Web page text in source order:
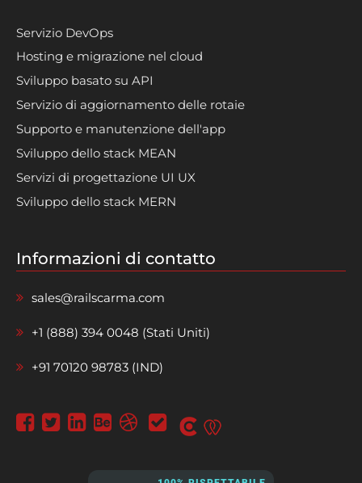
Servizio DevOps
Hosting e migrazione nel cloud
Sviluppo basato su API
Servizio di aggiornamento delle rotaie
Supporto e manutenzione dell'app
Sviluppo dello stack MEAN
Servizi di progettazione UI UX
Sviluppo dello stack MERN
Informazioni di contatto
sales@railscarma.com
+1 (888) 394 0048 (Stati Uniti)
+91 70120 98783 (IND)